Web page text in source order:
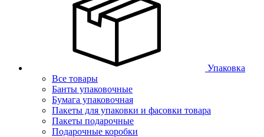
Упаковка
Все товары
Банты упаковочные
Бумага упаковочная
Пакеты для упаковки и фасовки товара
Пакеты подарочные
Подарочные коробки